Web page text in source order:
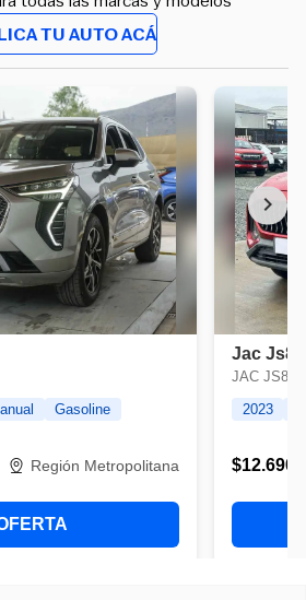
TU AUTO ACÁ